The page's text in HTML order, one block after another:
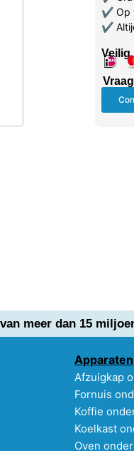
✔Op
✔
Veilig
meer dan 15
Apparaten
Afzuigkap
Fornuis
Koffie
Koelkast
Oven